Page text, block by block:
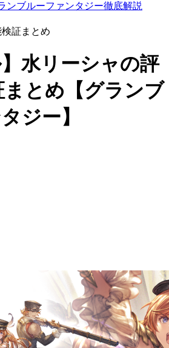
ンブルーファンタジー徹底解説
証まとめ
】水リーシャの評
まとめ【グランブ
ジー】